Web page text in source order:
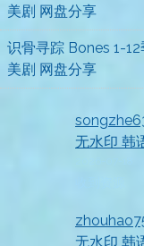
美剧 网盘分享
识骨寻踪 Bones 1-
美剧 网盘分享
无水印 韩
无水印 韩